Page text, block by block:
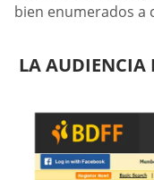
bien enumerados a
LA AUDIENCIA